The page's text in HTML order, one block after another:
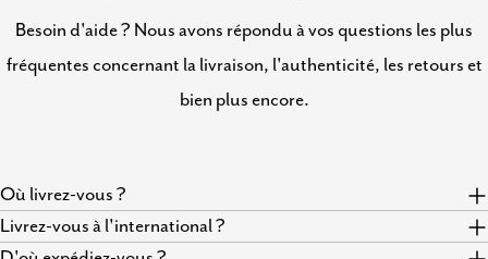
Besoin d'aide ? Nous avons répondu à vos questions les plus
fréquentes concernant la livraison, l'authenticité, les retours et
bien plus encore.
Où livrez-vous ?
Livrez-vous à l'international ?